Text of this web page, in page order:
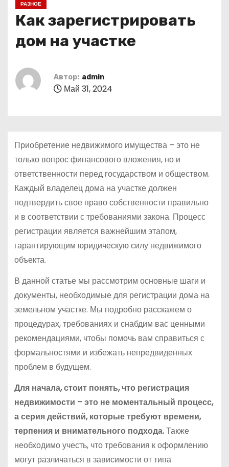
РАЗНОЕ
Как зарегистрировать
дом на участке
Автор: admin
Май 31, 2024
Приобретение недвижимого имущества – это не
только вопрос финансового вложения, но и
ответственности перед государством и обществом.
Каждый владелец дома на участке должен
подтвердить свое право собственности правильно
и в соответствии с требованиями закона. Процесс
регистрации является важнейшим этапом,
гарантирующим юридическую силу недвижимого
объекта.
В данной статье мы рассмотрим основные шаги и
документы, необходимые для регистрации дома на
земельном участке. Мы подробно расскажем о
процедурах, требованиях и снабдим вас ценными
рекомендациями, чтобы помочь вам справиться с
формальностями и избежать непредвиденных
проблем в будущем.
Для начала, стоит понять, что регистрация
недвижимости – это не моментальный процесс,
а серия действий, которые требуют времени,
терпения и внимательного подхода.Также
необходимо учесть, что требования к оформлению
могут различаться в зависимости от типа